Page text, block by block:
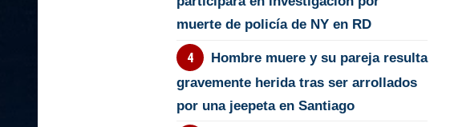
muerte de policía de NY en RD
Hombre muere y su pareja resulta
gravemente herida tras ser arrollados
por una jeepeta en Santiago